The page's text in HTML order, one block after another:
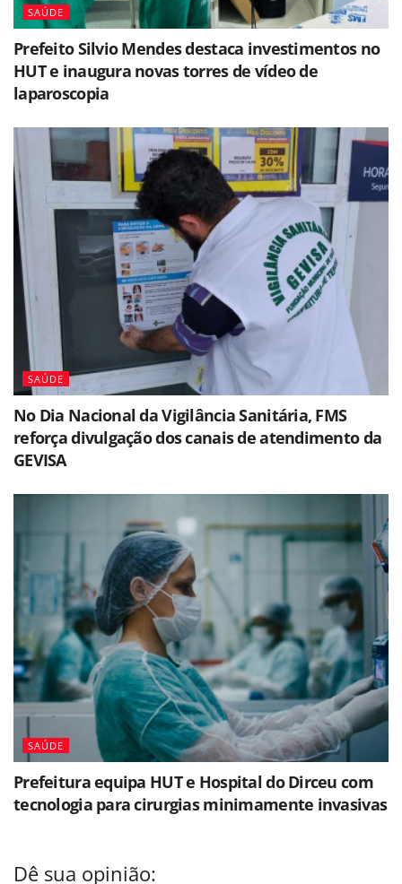
SAÚDE
Prefeito Silvio Mendes destaca investimentos no
HUT e inaugura novas torres de vídeo de
laparoscopia
SAÚDE
No Dia Nacional da Vigilância Sanitária, FMS
reforça divulgação dos canais de atendimento da
GEVISA
SAÚDE
Prefeitura equipa HUT e Hospital do Dirceu com
tecnologia para cirurgias minimamente invasivas
Dê sua opinião: